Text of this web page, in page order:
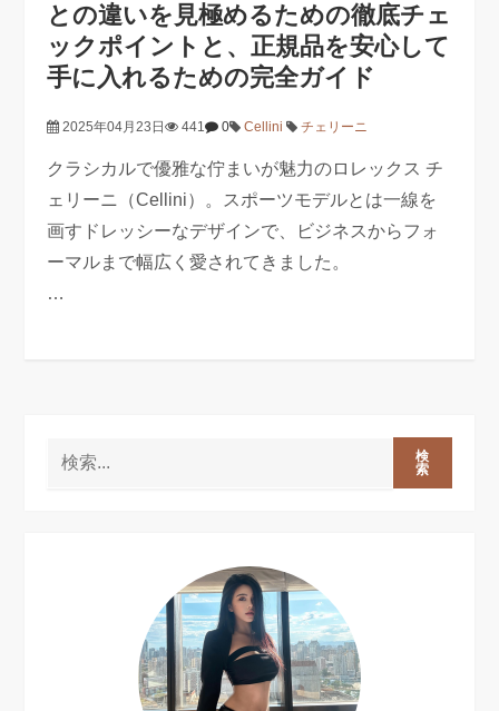
との違いを見極めるための徹底チェ
ックポイントと、正規品を安心して
手に入れるための完全ガイド
2025年04月23日 441 0 Cellini チェリーニ
クラシカルで優雅な佇まいが魅力のロレックス チ
ェリーニ（Cellini）。スポーツモデルとは一線を
画すドレッシーなデザインで、ビジネスからフォ
ーマルまで幅広く愛されてきました。
…
検
索